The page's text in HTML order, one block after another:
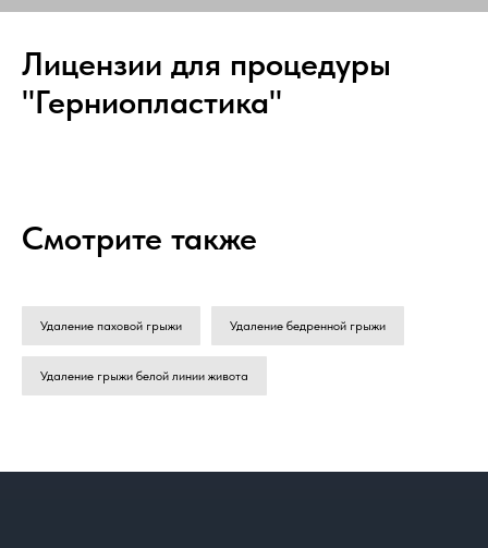
Лицензии для процедуры
"Герниопластика"
Смотрите также
Удаление паховой грыжи Удаление бедренной грыжи
Удаление грыжи белой линии живота